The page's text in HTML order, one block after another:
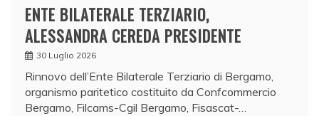
ENTE BILATERALE TERZIARIO,
ALESSANDRA CEREDA PRESIDENTE
30 Luglio 2026
Rinnovo dell’Ente Bilaterale Terziario di Bergamo,
organismo paritetico costituito da Confcommercio
Bergamo, Filcams-Cgil Bergamo, Fisascat-…